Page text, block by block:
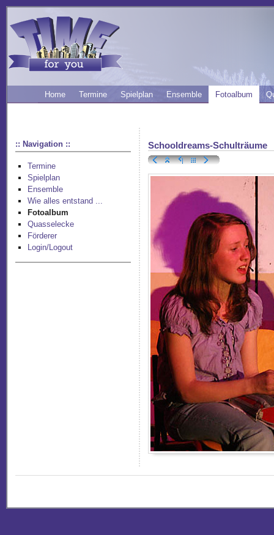
Home Termine Spielplan Ensemble Fotoalbum
:: Navigation ::
Termine
Spielplan
Ensemble
Wie alles entstand ...
Fotoalbum
Quasselecke
Förderer
Login/Logout
Schooldreams-Schulträume